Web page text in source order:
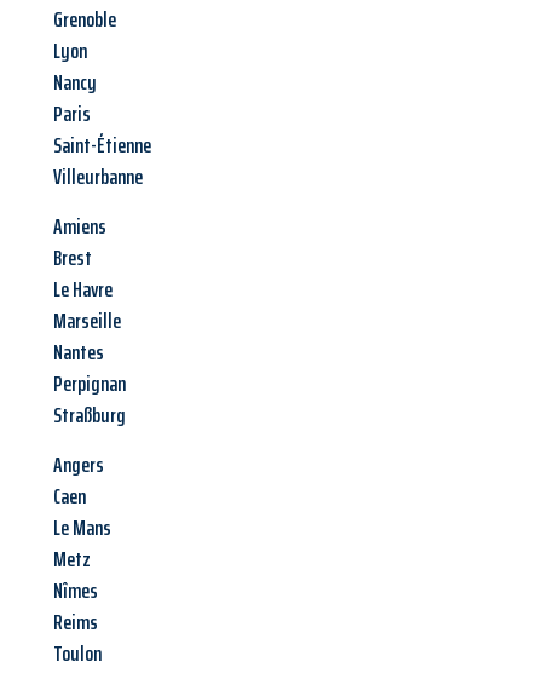
Grenoble
Lyon
Nancy
Paris
Saint-Étienne
Villeurbanne
Amiens
Brest
Le Havre
Marseille
Nantes
Perpignan
Straßburg
Angers
Caen
Le Mans
Metz
Nîmes
Reims
Toulon